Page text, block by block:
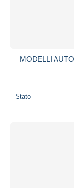
MODELLI
Stato